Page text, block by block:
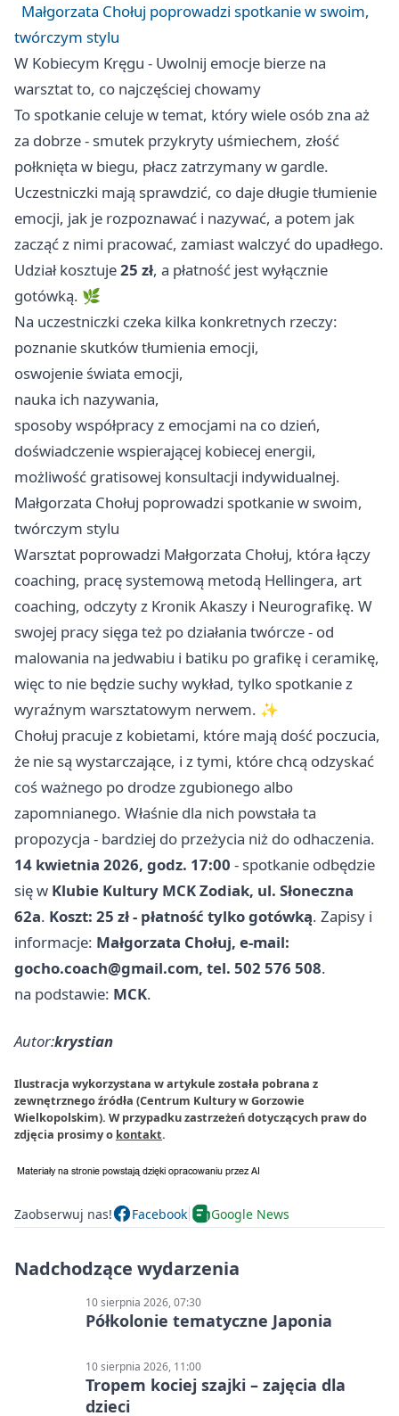
Małgorzata Chołuj poprowadzi spotkanie w swoim,
twórczym stylu
W Kobiecym Kręgu - Uwolnij emocje bierze na
warsztat to, co najczęściej chowamy
To spotkanie celuje w temat, który wiele osób zna aż
za dobrze - smutek przykryty uśmiechem, złość
połknięta w biegu, płacz zatrzymany w gardle.
Uczestniczki mają sprawdzić, co daje długie tłumienie
emocji, jak je rozpoznawać i nazywać, a potem jak
zacząć z nimi pracować, zamiast walczyć do upadłego.
Udział kosztuje25 zł, a płatność jest wyłącznie
gotówką. 🌿
Na uczestniczki czeka kilka konkretnych rzeczy:
poznanie skutków tłumienia emocji,
oswojenie świata emocji,
nauka ich nazywania,
sposoby współpracy z emocjami na co dzień,
doświadczenie wspierającej kobiecej energii,
możliwość gratisowej konsultacji indywidualnej.
Małgorzata Chołuj poprowadzi spotkanie w swoim,
twórczym stylu
Warsztat poprowadzi Małgorzata Chołuj, która łączy
coaching, pracę systemową metodą Hellingera, art
coaching, odczyty z Kronik Akaszy i Neurografikę. W
swojej pracy sięga też po działania twórcze - od
malowania na jedwabiu i batiku po grafikę i ceramikę,
więc to nie będzie suchy wykład, tylko spotkanie z
wyraźnym warsztatowym nerwem. ✨
Chołuj pracuje z kobietami, które mają dość poczucia,
że nie są wystarczające, i z tymi, które chcą odzyskać
coś ważnego po drodze zgubionego albo
zapomnianego. Właśnie dla nich powstała ta
propozycja - bardziej do przeżycia niż do odhaczenia.
14 kwietnia 2026, godz. 17:00 - spotkanie odbędzie
się w Klubie Kultury MCK Zodiak, ul. Słoneczna
62a. Koszt: 25 zł - płatność tylko gotówką. Zapisy i
informacje: Małgorzata Chołuj, e-mail:
gocho.coach@gmail.com, tel. 502 576 508.
na podstawie: MCK.
Autor:krystian
Ilustracja wykorzystana w artykule została pobrana z
zewnętrznego źródła (Centrum Kultury w Gorzowie
Wielkopolskim). W przypadku zastrzeżeń dotyczących praw do
zdjęcia prosimy o kontakt.
Zaobserwuj nas! Facebook Google News
Nadchodzące wydarzenia
10 sierpnia 2026, 07:30
Półkolonie tematyczne Japonia
10 sierpnia 2026, 11:00
Tropem kociej szajki – zajęcia dla
dzieci